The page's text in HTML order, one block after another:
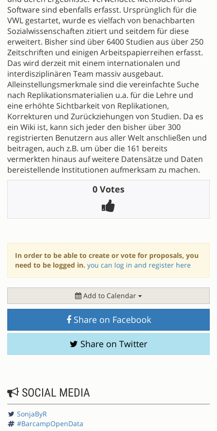
Software sind ebenfalls erfasst. Ursprünglich für die
VWL gestartet, wurde es vielfach von benachbarten
Sozialwissenschaften zitiert und seitdem für diese
erweitert. Bisher sind über 6400 Studien aus über 250
Zeitschriften und einigen Arbeitspapierreihen erfasst.
Das wird derzeit mit einem internationalen und
interdisziplinären Team massiv ausgebaut.
Alleinstellungsmerkmale sind die vereinfachte Suche
nach Replikationsmaterialien u.a. für die Lehre und
eine erhöhte Sichtbarkeit von Replikationen,
Korrekturen und Zurückziehungen von Studien. Da es
ein Wiki ist, kann sich jeder den bisher über 300
registrierten Benutzern aus aller Welt anschließen und
beitragen, auch z.B. um über die 161 bereits
vermerkten hinaus auf weitere Datensätze und Daten
bereistellende Institutionen aufmerksam zu machen.
0 Votes
In order to be able to create or vote for proposals, you
need to be logged in. you can log in and register here
Add to Calendar
Share on Facebook
Share on Twitter
SOCIAL MEDIA
SonjaByR
#BarcampOpenData